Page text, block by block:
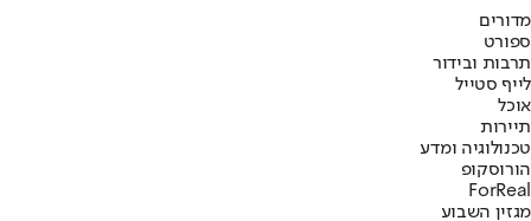
מדורים
ספורט
תרבות ובידור
לייף סטייל
אוכל
תיירות
טכנולוגיה ומדע
הורוסקופ
ForReal
מגזין השבוע